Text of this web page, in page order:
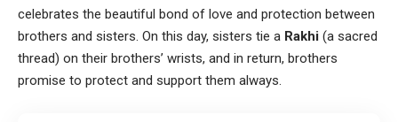
celebrates the beautiful bond of love and protection between
brothers and sisters. On this day, sisters tie a Rakhi (a sacred
thread) on their brothers’ wrists, and in return, brothers
promise to protect and support them always.